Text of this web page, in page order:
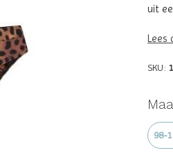
uit
Lees
SKU:
98-